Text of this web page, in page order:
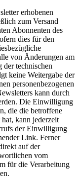
erhobenen
zum Versand
Abonnenten des
dies für den
von Änderungen am
der technischen
keine Weitergabe der
personenbezogenen
kann durch
Die Einwilligung
die die betroffene
kann jederzeit
der Einwilligung
Link. Ferner
auf der
vom
für die Verarbeitung